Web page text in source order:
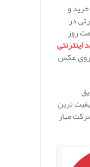
و
در
روز
اینترنتی
روی عکس
ترین
مهار